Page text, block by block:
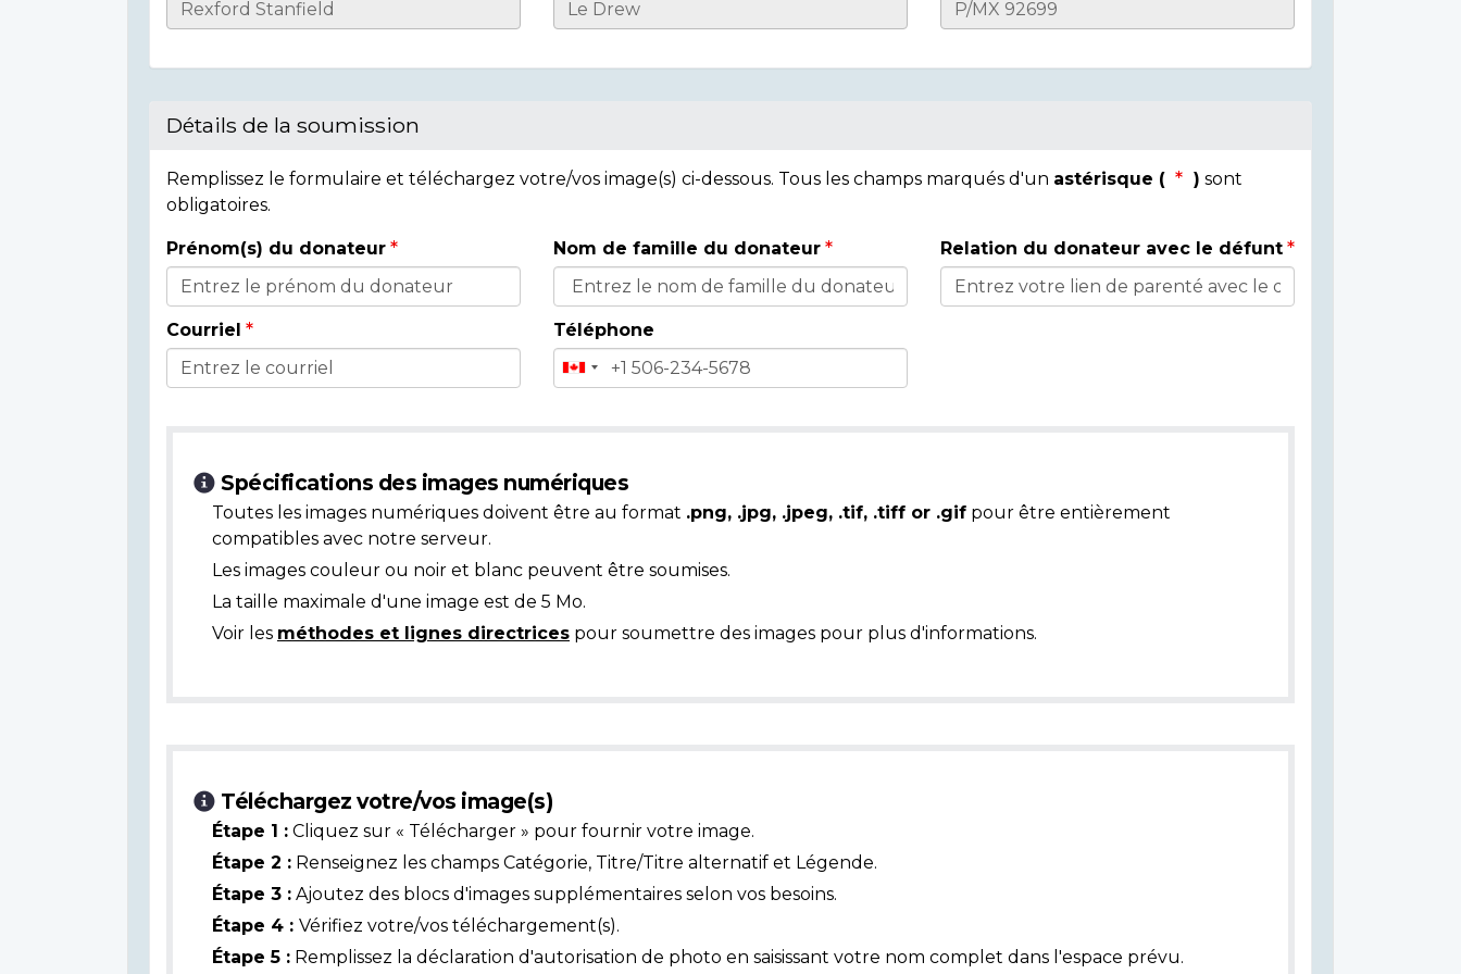
Informations
l'individu
Détails de la soumission
Remplissez le formulaire et téléchargez votre/vos image(s) ci-dessous. Tous les champs marqués d'un astérisque ( ) sont
obligatoires.
Détails
du
donateur
Prénom(s) du donateur Nom de famille du donateur Relation du donateur avec le défunt
Courriel Téléphone
Spécifications des images numériques
Toutes les images numériques doivent être au format .png, .jpg, .jpeg, .tif, .tiff or .gif pour être entièrement
compatibles avec notre serveur.
Les images couleur ou noir et blanc peuvent être soumises.
La taille maximale d'une image est de 5 Mo.
Voir les méthodes et lignes directrices pour soumettre des images pour plus d'informations.
Téléchargez votre/vos image(s)
Étape 1 : Cliquez sur « Télécharger » pour fournir votre image.
Étape 2 : Renseignez les champs Catégorie, Titre/Titre alternatif et Légende.
Étape 3 : Ajoutez des blocs d'images supplémentaires selon vos besoins.
Étape 4 : Vérifiez votre/vos téléchargement(s).
Étape 5 : Remplissez la déclaration d'autorisation de photo en saisissant votre nom complet dans l'espace prévu.